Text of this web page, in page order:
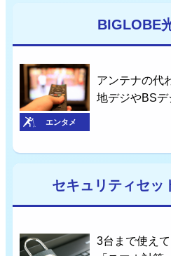
エンタメ
BIGLOBE
アンテナの代
地デジやBSデ
セキュリティセッ
3台まで使え